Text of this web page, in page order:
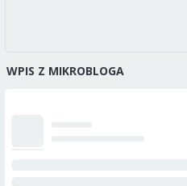
WPIS Z MIKROBLOGA